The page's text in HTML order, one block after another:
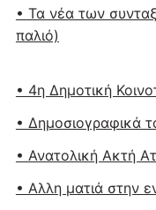
• Τα νέα των
παλιό)
• 4η Δημοτική
• Δημοσιογραφικά
• Ανατολική Ακτή
• Αλλη ματιά στην